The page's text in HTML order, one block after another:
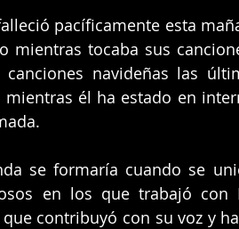
pacíficamente esta
mientras tocaba sus
navideñas las
mientras él ha estado en
se formaría cuando se
en los que trabajó con
contribuyó con su voz y